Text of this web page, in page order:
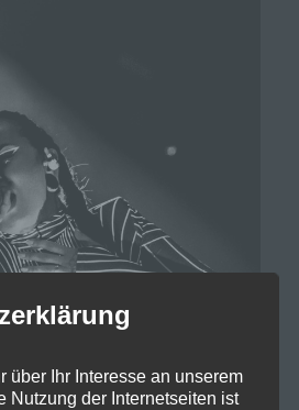
über Ihr Interesse an unserem
Nutzung der Internetseiten ist